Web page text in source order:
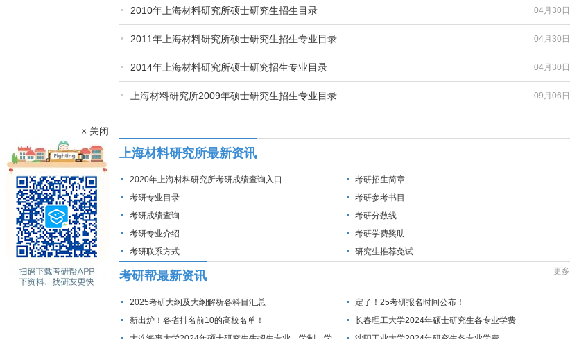
04月30日
2010年上海材料研究所硕士研究生招生目录
04月30日
2011年上海材料研究所硕士研究生招生专业目录
04月30日
2014年上海材料研究所硕士研究招生专业目录
09月06日
上海材料研究所2009年硕士研究生招生专业目录
上海材料研究所最新资讯
2020年上海材料研究所考研成绩查询入口
考研招生简章
考研专业目录
考研参考书目
考研成绩查询
考研分数线
考研专业介绍
考研学费奖助
考研联系方式
研究生推荐免试
考研帮最新资讯 更多
2025考研大纲及大纲解析各科目汇总
定了！25考研报名时间公布！
新出炉！各省排名前10的高校名单！
长春理工大学2024年硕士研究生各专业学费
× 关闭